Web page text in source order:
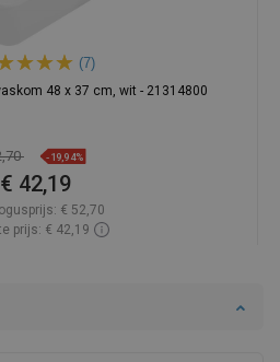
(7)
48 x 37 cm, wit - 21314800
-19,94%
€ 42,19
€ 52,70
prijs: € 42,19